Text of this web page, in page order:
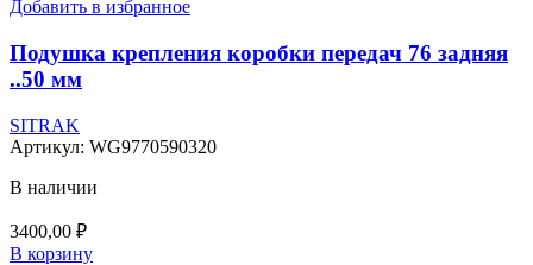
Добавить в избранное
Подушка крепления коробки передач 76 задняя
..50 мм
SITRAK
Артикул: WG9770590320
В наличии
3400,00 ₽
В корзину